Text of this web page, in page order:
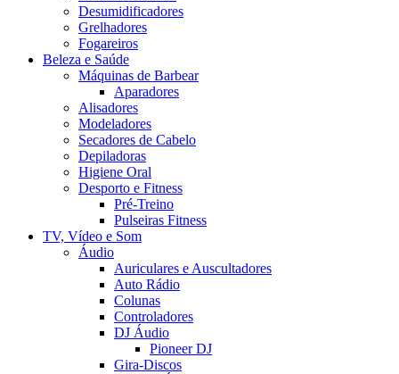
Desumidificadores
Grelhadores
Fogareiros
Beleza e Saúde
Máquinas de Barbear
Aparadores
Alisadores
Modeladores
Secadores de Cabelo
Depiladoras
Higiene Oral
Desporto e Fitness
Pré-Treino
Pulseiras Fitness
TV, Vídeo e Som
Áudio
Auriculares e Auscultadores
Auto Rádio
Colunas
Controladores
DJ Áudio
Pioneer DJ
Gira-Discos